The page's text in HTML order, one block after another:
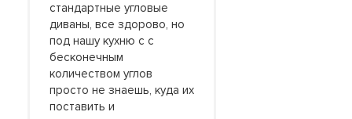
стандартные угловые
диваны, все здорово, но
под нашу кухню с с
бесконечным
количеством углов
просто не знаешь, куда их
поставить и